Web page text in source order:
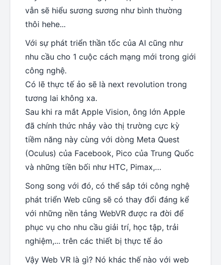
vẫn sẽ hiểu sương sương như bình thường
thôi hehe...
Với sự phát triển thần tốc của AI cũng như
nhu cầu cho 1 cuộc cách mạng mới trong giới
công nghệ.
Có lẽ thực tế ảo sẽ là next revolution trong
tương lai không xa.
Sau khi ra mắt Apple Vision, ông lớn Apple
đã chính thức nhảy vào thị trường cực kỳ
tiềm năng này cùng với dòng Meta Quest
(Oculus) của Facebook, Pico của Trung Quốc
và những tiền bối như HTC, Pimax,…
Song song với đó, có thể sắp tới công nghệ
phát triển Web cũng sẽ có thay đổi đáng kể
với những nền tảng WebVR được ra đời để
phục vụ cho nhu cầu giải trí, học tập, trải
nghiệm,... trên các thiết bị thực tế ảo
Vậy Web VR là gì? Nó khác thế nào với web